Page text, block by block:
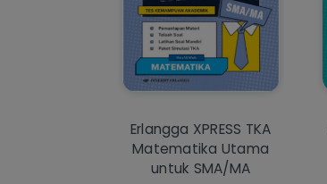
Erlangga XPRESS TKA
Matematika Utama
untuk SMA/MA